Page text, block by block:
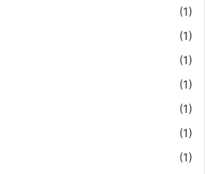
(1)
(1)
(1)
(1)
(1)
(1)
(1)